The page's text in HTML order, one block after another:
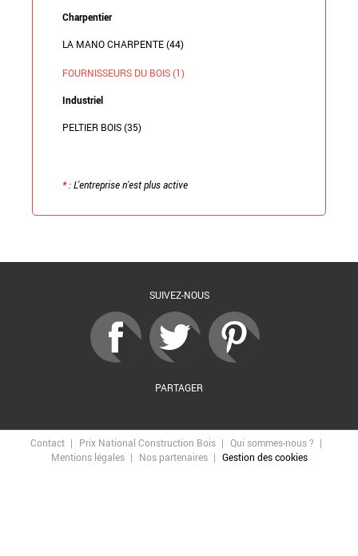
Charpentier
LA MANO CHARPENTE (44)
FOURNISSEURS DU BOIS (1)
Industriel
PELTIER BOIS (35)
*: L'entreprise n'est plus active
SUIVEZ-NOUS
PARTAGER
Contact Prix National Construction Bois
Qui sommes-nous ?
Mentions légales
Nos partenaires Gestion des cookies